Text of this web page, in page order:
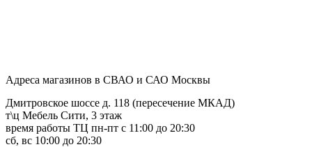
Адреса магазинов в СВАО и САО Москвы
Дмитровское шоссе д. 118 (пересечение МКАД)
т\ц Мебель Сити, 3 этаж
время работы ТЦ пн-пт с 11:00 до 20:30
сб, вс 10:00 до 20:30